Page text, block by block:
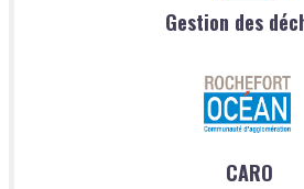
Gestion des
CARO